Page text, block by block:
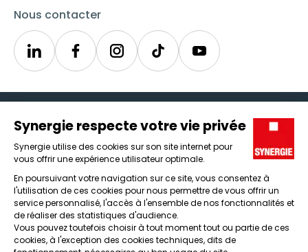
Nous contacter
LinkedinSynergieInstagramTikTok Youtube
Icône d'illustration
Candidats
Entreprises
Icône d'illustration
Nos agences
Icône d'illustration
Conditions générales d'utilisation et mentions légales
Protection des données